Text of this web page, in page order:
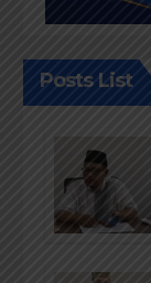
Posts List